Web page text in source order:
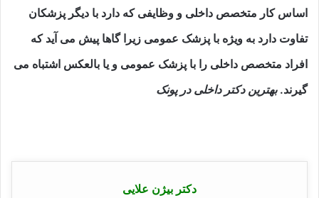
اساس کار متخصص داخلی و وظایفی که دارد با دیگر پزشکان
تفاوت دارد به ویژه با پزشک عمومی زیرا گاها پیش می آید که
افراد متخصص داخلی را با پزشک عمومی و یا بالعکس اشتباه می
گیرند.بهترین دکتر داخلی در پونک
دکتر بیژن علایی